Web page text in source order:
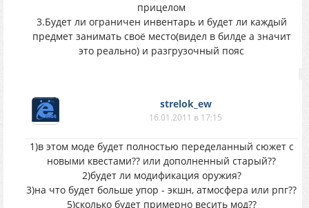
прицелом
3.Будет ли ограничен инвентарь и будет ли каждый
предмет занимать своё место(видел в билде а значит
это реально) и разгрузочный пояс
strelok_ew
16.01.2011 в 17:15
1)в этом моде будет полностью переделанный сюжет с
новыми квестами?? или дополненный старый??
2)будет ли модификация оружия?
3)на что будет больше упор - экшн, атмосфера или рпг??
5)сколько будет примерно весить мод??